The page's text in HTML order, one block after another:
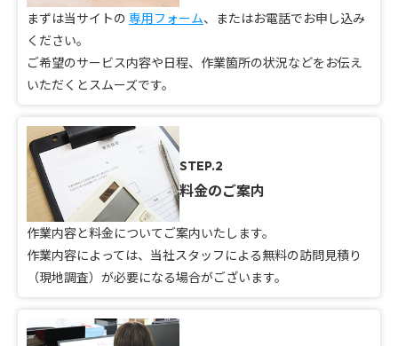
まずは当サイトの 専用フォーム、またはお電話でお申し込み
ください。
ご希望のサービス内容や日程、作業箇所の状況などをお伝え
いただくとスムーズです。
STEP.2
料金のご案内
作業内容と料金についてご案内いたします。
作業内容によっては、当社スタッフによる無料の訪問見積り
（現地調査）が必要になる場合がございます。